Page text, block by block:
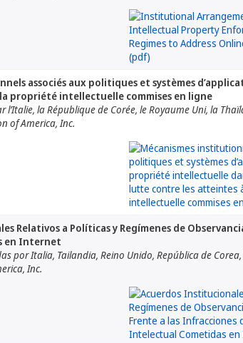
associés aux politiques et systèmes
propriété intellectuelle commises en ligne
la République de Corée, le Royaume Uni, la
of America, Inc.
Relativos a Políticas y Regímenes de
en Internet
por Italia, Tailandia, Reino Unido, República de
Inc.